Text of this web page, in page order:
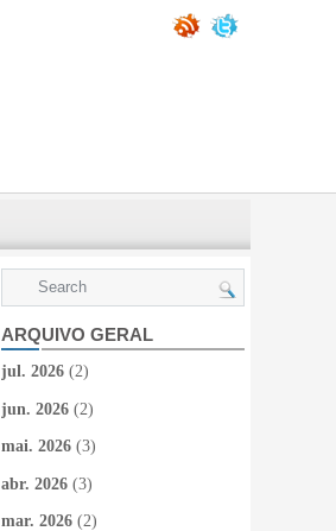
ARQUIVO GERAL
jul. 2026 (2)
jun. 2026 (2)
mai. 2026 (3)
abr. 2026 (3)
mar. 2026 (2)